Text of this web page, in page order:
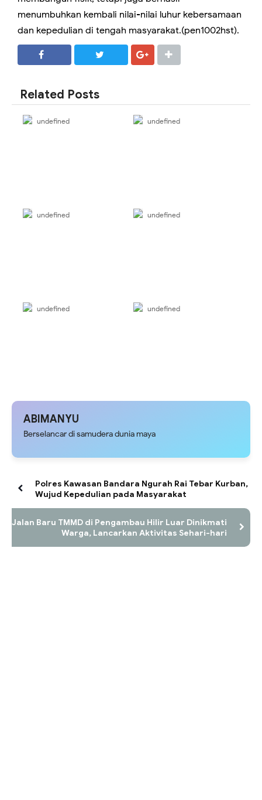
menumbuhkan kembali nilai-nilai luhur kebersamaan
dan kepedulian di tengah masyarakat.(pen1002hst).
Related Posts
undefined undefined
undefined undefined
undefined undefined
ABIMANYU
Berselancar di samudera dunia maya
Polres Kawasan Bandara Ngurah Rai Tebar Kurban,
Wujud Kepedulian pada Masyarakat
Jalan Baru TMMD di Pengambau Hilir Luar Dinikmati
Warga, Lancarkan Aktivitas Sehari-hari